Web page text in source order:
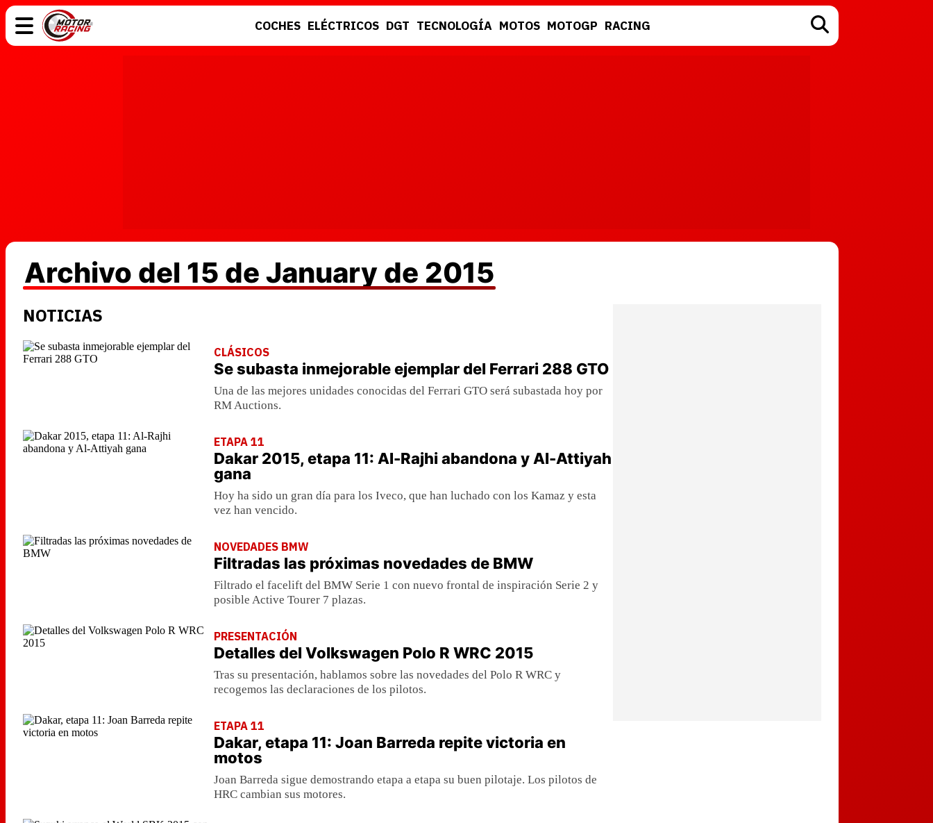
COCHES ELÉCTRICOS DGT TECNOLOGÍA MOTOS MOTOGP RACING
Archivo del 15 de January de 2015
NOTICIAS
CLÁSICOS
Se subasta inmejorable ejemplar del Ferrari 288 GTO
Una de las mejores unidades conocidas del Ferrari GTO será subastada hoy por
RM Auctions.
ETAPA 11
Dakar 2015, etapa 11: Al-Rajhi abandona y Al-Attiyah
gana
Hoy ha sido un gran día para los Iveco, que han luchado con los Kamaz y esta
vez han vencido.
NOVEDADES BMW
Filtradas las próximas novedades de BMW
Filtrado el facelift del BMW Serie 1 con nuevo frontal de inspiración Serie 2 y
posible Active Tourer 7 plazas.
PRESENTACIÓN
Detalles del Volkswagen Polo R WRC 2015
Tras su presentación, hablamos sobre las novedades del Polo R WRC y
recogemos las declaraciones de los pilotos.
ETAPA 11
Dakar, etapa 11: Joan Barreda repite victoria en
motos
Joan Barreda sigue demostrando etapa a etapa su buen pilotaje. Los pilotos de
HRC cambian sus motores.